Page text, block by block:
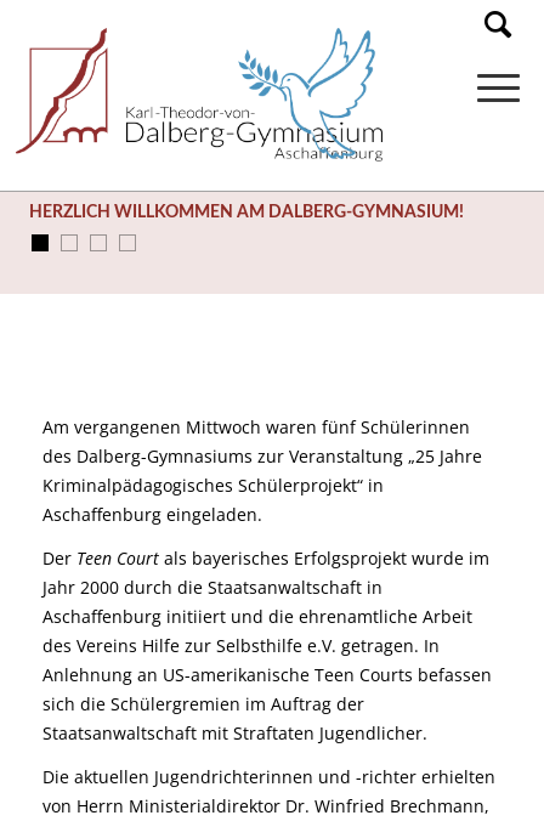
HERZLICH WILLKOMMEN AM DALBERG-GYMNASIUM!
Am vergangenen Mittwoch waren fünf Schülerinnen
des Dalberg-Gymnasiums zur Veranstaltung „25 Jahre
Kriminalpädagogisches Schülerprojekt“ in
Aschaffenburg eingeladen.
Der Teen Courtals bayerisches Erfolgsprojekt wurde im
Jahr 2000 durch die Staatsanwaltschaft in
Aschaffenburg initiiert und die ehrenamtliche Arbeit
des Vereins Hilfe zur Selbsthilfe e.V. getragen. In
Anlehnung an US-amerikanische Teen Courts befassen
sich die Schülergremien im Auftrag der
Staatsanwaltschaft mit Straftaten Jugendlicher.
Die aktuellen Jugendrichterinnen und -richter erhielten
von Herrn Ministerialdirektor Dr. Winfried Brechmann,